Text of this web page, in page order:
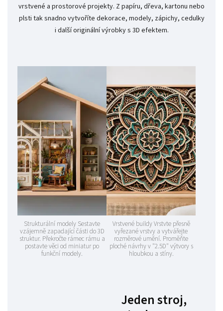
vrstvené a prostorové projekty. Z papíru, dřeva, kartonu nebo
plsti tak snadno vytvoříte dekorace, modely, zápichy, cedulky
i další originální výrobky s 3D efektem.
Strukturální modely Sestavte
vzájemně zapadající části do 3D
struktur. Překročte rámec rámu a
postavte věci od miniatur po
funkční modely.
Vrstvené buildy Vrstvte přesně
vyřezané vrstvy a vytvářejte
rozměrové umění. Proměňte
ploché návrhy v "2.5D" výtvory s
hloubkou a stíny.
Jeden stroj,